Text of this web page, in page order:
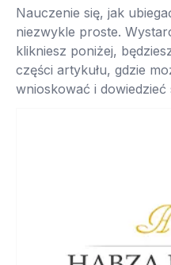
Nauczenie się, jak
niezwykle proste.
klikniesz poniżej,
części artykułu, gdzie
wnioskować i